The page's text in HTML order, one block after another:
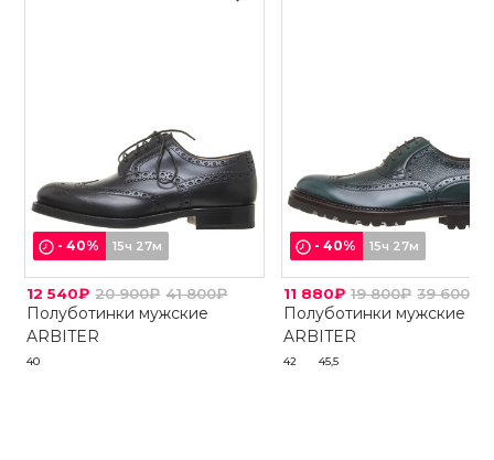
-40% 15ч 27м
12 540₽ 20 900₽ 41 800₽
Полуботинки мужские
ARBITER
40
-40% 15ч 27м
11 880₽ 19 800₽ 39 600₽
Полуботинки мужские
ARBITER
42 45,5